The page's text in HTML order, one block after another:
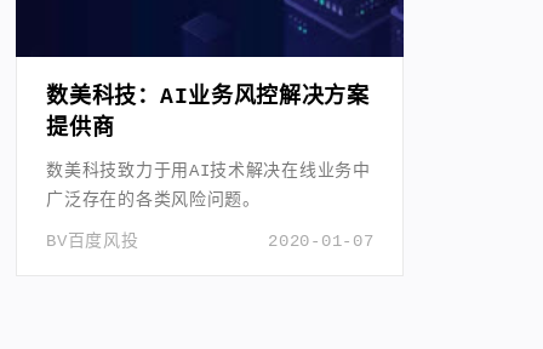
数美科技：AI业务风控解决方案
提供商
数美科技致力于用AI技术解决在线业务中
广泛存在的各类风险问题。
2020-01-07
BV百度风投